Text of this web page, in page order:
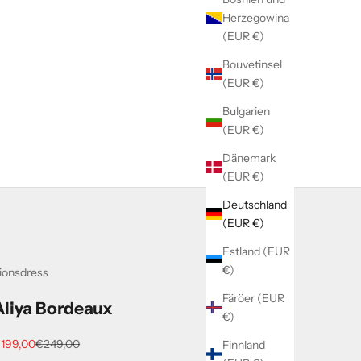
Herzegowina
(EUR €)
Bouvetinsel
(EUR €)
Bulgarien
(EUR €)
Dänemark
(EUR €)
Deutschland
(EUR €)
Estland (EUR
€)
Färöer (EUR
€)
Finnland
Bordeaux
Regulärer Preis
€249,00